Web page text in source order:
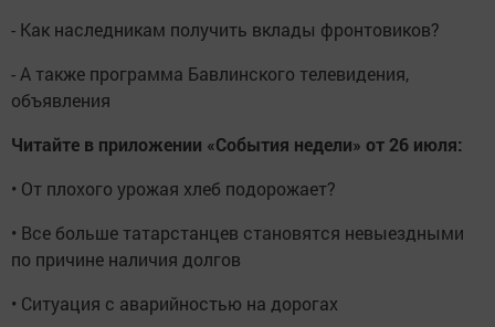
- Как наследникам получить вклады фронтовиков?
- А также программа Бавлинского телевидения,
объявления
Читайте в приложении «События недели» от 26 июля:
• От плохого урожая хлеб подорожает?
• Все больше татарстанцев становятся невыездными
по причине наличия долгов
• Ситуация с аварийностью на дорогах